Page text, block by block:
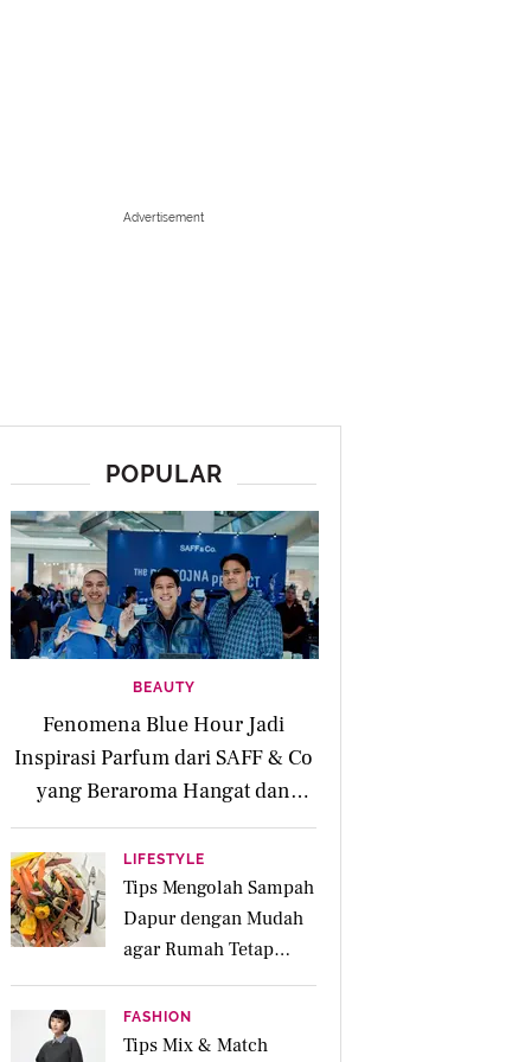
Advertisement
POPULAR
BEAUTY
Fenomena Blue Hour Jadi
Inspirasi Parfum dari SAFF & Co
yang Beraroma Hangat dan
Memikat
LIFESTYLE
Tips Mengolah Sampah
Dapur dengan Mudah
agar Rumah Tetap
Bersih dan Ramah
Lingkungan
FASHION
Tips Mix & Match